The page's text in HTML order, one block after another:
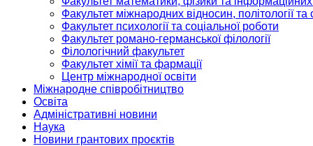
Факультет міжнародних відносин, політології та
Факультет психології та соціальної роботи
Факультет романо-германської філології
Філологічний факультет
Факультет хімії та фармації
Центр міжнародної освіти
Міжнародне співробітництво
Освіта
Адміністративні новини
Наука
Новини грантових проєктів